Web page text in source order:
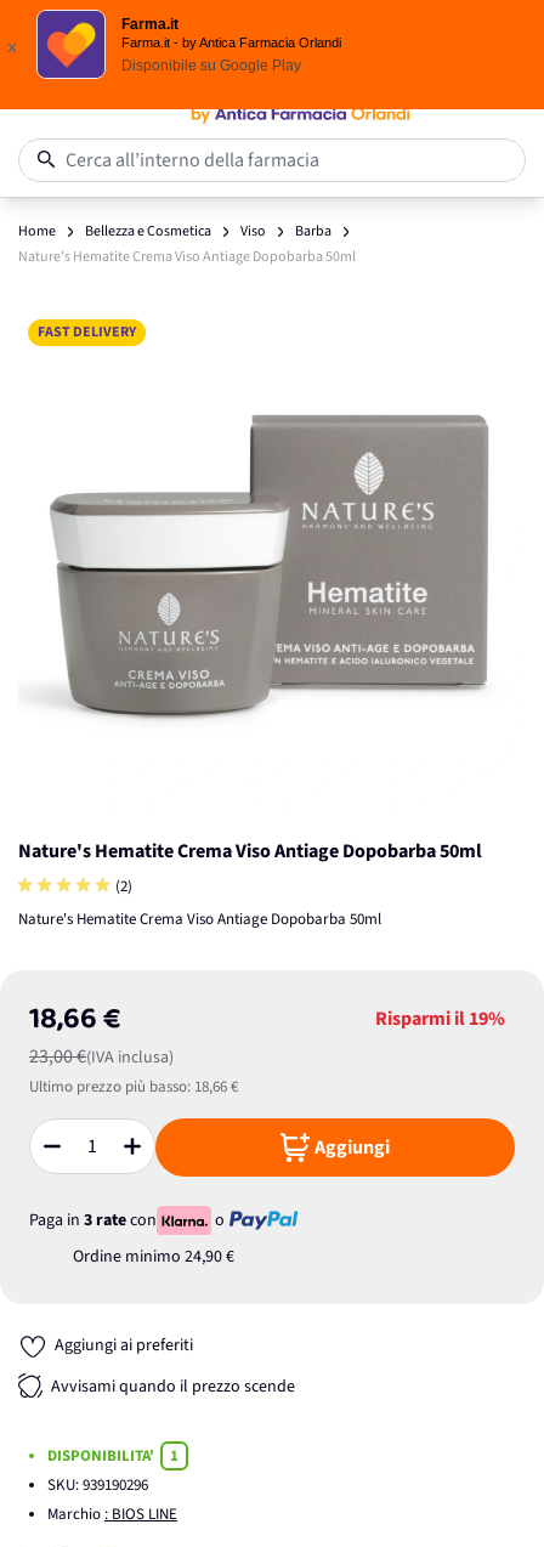
Spedizione
x
Farma.it
Farma.it - by Antica Farmacia Orlandi
Disponibile su Google Play
Salta al contenuto
Cerca all’interno della farmacia
Home Bellezza e Cosmetica Viso
Barba
Nature's Hematite Crema Viso Antiage Dopobarba 50ml
FAST DELIVERY
Main image
Click to view image in fullscreen
Nature's Hematite Crema Viso Antiage Dopobarba 50ml
(2)
Nature's Hematite Crema Viso Antiage Dopobarba 50ml
18,66 €
23,00 €(IVA inclusa)
Risparmi il19%
Ultimo prezzo più basso: 18,66 €
Quantità Aggiungi
Paga in 3 ratecon
o
Ordine minimo 24,90 €
Aggiungi ai preferiti
Avvisami quando il prezzo scende
DISPONIBILITA'
1
SKU:939190296
Marchio : BIOS LINE